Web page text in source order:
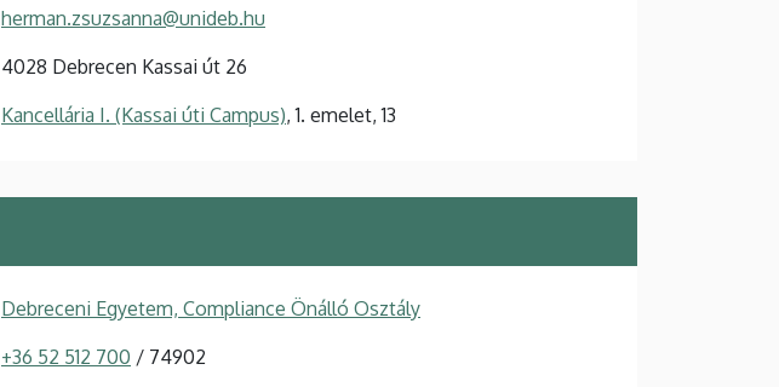
herman.zsuzsanna@unideb.hu
4028 Debrecen Kassai út 26
Kancellária I. (Kassai úti Campus), 1. emelet, 13
Debreceni Egyetem, Compliance Önálló Osztály
+36 52 512 700 / 74902